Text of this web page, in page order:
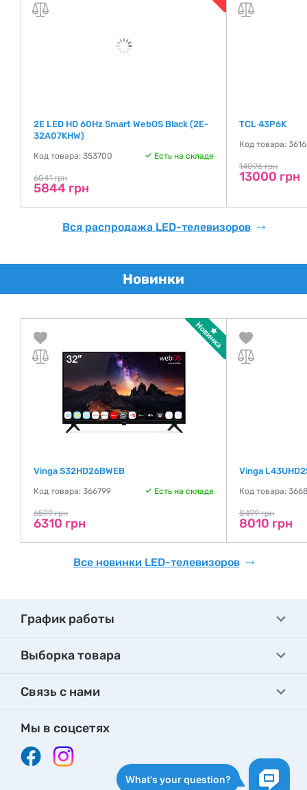
2E LED HD 60Hz Smart WebOS Black (2E-
32A07KHW)
Код товара: 353700 Есть на складе
6041 грн
5844 грн
TCL 43P6K
Код товара:
14096 грн
13000 грн
Вся распродажа LED-телевизоров
Новинки
Vinga S32HD26BWEB
Код товара: 366799 Есть на складе
6599 грн
6310 грн
Vinga
Код товара:
8499 грн
8010 грн
Все новинки LED-телевизоров
График работы
Выборка товара
Связь с нами
Мы в соцсетях